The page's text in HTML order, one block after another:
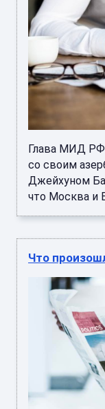
Глава МИД РФ
со своим
Джейхуном
что Москва и
Что